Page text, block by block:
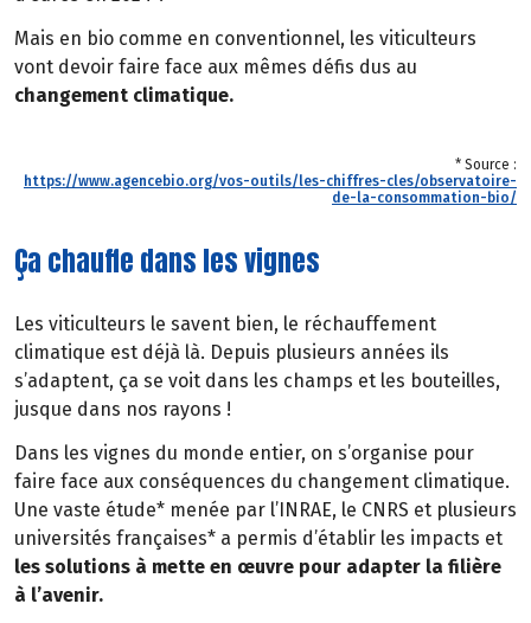
Mais en bio comme en conventionnel, les viticulteurs
vont devoir faire face aux mêmes défis dus au
changement climatique.
* Source :
https://www.agencebio.org/vos-outils/les-chiffres-cles/observatoire-
de-la-consommation-bio/
Ça chauffe dans les vignes
Les viticulteurs le savent bien, le réchauffement
climatique est déjà là. Depuis plusieurs années ils
s’adaptent, ça se voit dans les champs et les bouteilles,
jusque dans nos rayons !
Dans les vignes du monde entier, on s’organise pour
faire face aux conséquences du changement climatique.
Une vaste étude* menée par l’INRAE, le CNRS et plusieurs
universités françaises* a permis d’établir les impacts et
les solutions à mette en œuvre pour adapter la filière
à l’avenir.